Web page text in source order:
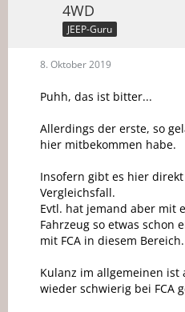
4WD
JEEP-Guru
8. Oktober 2019
Puhh, das ist bitter...
Allerdings der erste, so
hier mitbekommen habe.
Insofern gibt es hier
Vergleichsfall.
Evtl. hat jemand aber mit
Fahrzeug so etwas schon
mit FCA in diesem Bereich.
Kulanz im allgemeinen
wieder schwierig bei FCA